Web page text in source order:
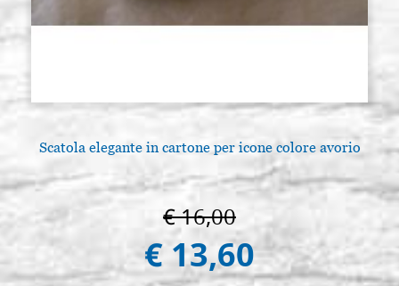
Scatola elegante in cartone per icone colore avorio
€ 16,00
€ 13,60